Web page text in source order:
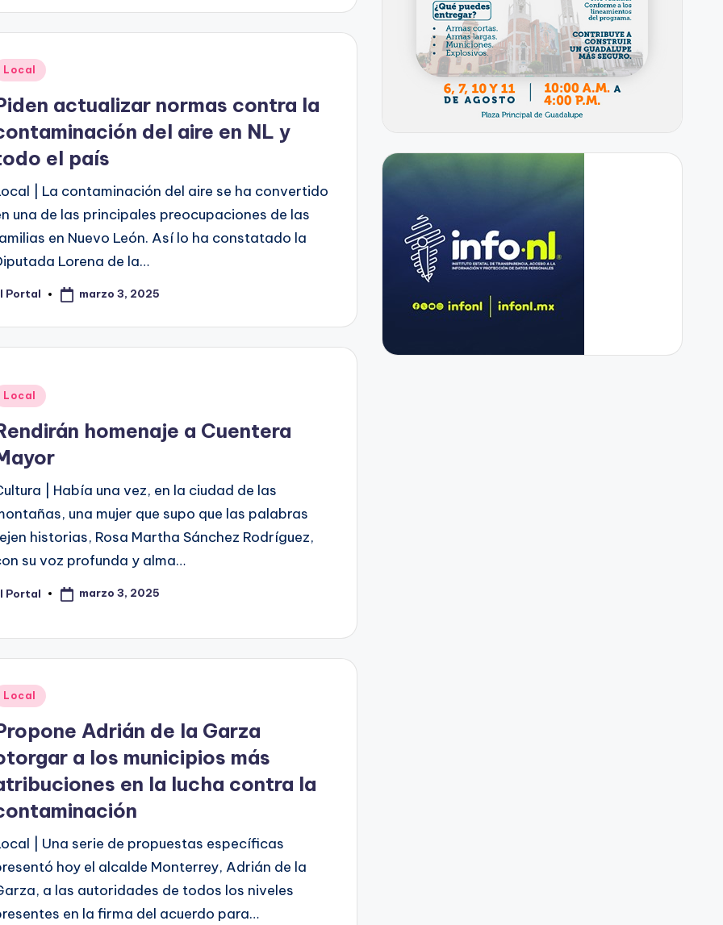
Local
actualizar normas contra la
del aire en NL y
el país
| La contaminación del aire se ha convertido
una de las principales preocupaciones de las
en Nuevo León. Así lo ha constatado la
Lorena de la…
Portal marzo 3, 2025
Local
homenaje a Cuentera
| Había una vez, en la ciudad de las
una mujer que supo que las palabras
historias, Rosa Martha Sánchez Rodríguez,
su voz profunda y alma…
Portal marzo 3, 2025
Local
Adrián de la Garza
a los municipios más
en la lucha contra la
| Una serie de propuestas específicas
hoy el alcalde Monterrey, Adrián de la
a las autoridades de todos los niveles
en la firma del acuerdo para…